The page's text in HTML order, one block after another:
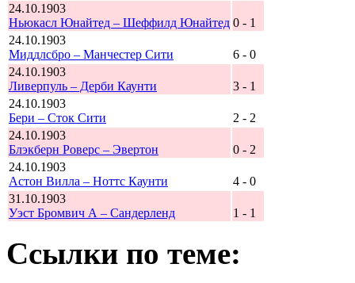
24.10.1903
Ньюкасл Юнайтед – Шеффилд Юнайтед 0 - 1
24.10.1903
Миддлсбро – Манчестер Сити
6 - 0
24.10.1903
Ливерпуль – Дерби Каунти
3 - 1
24.10.1903
Бери – Сток Сити
2 - 2
24.10.1903
Блэкберн Роверс – Эвертон
0 - 2
24.10.1903
Астон Вилла – Ноттс Каунти
4 - 0
31.10.1903
Уэст Бромвич А – Сандерленд
1 - 1
Ссылки по теме: